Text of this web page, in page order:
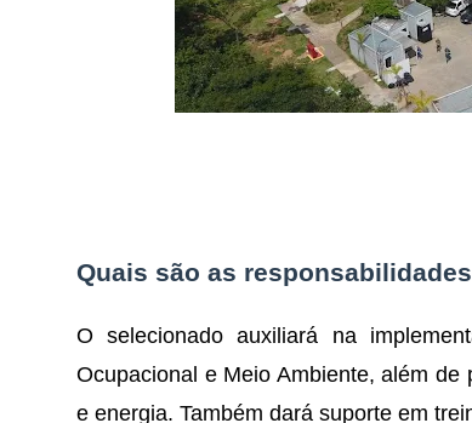
Quais são as
O selecionado auxiliará na
Ocupacional e Meio Ambiente, além
e energia. Também dará suporte em